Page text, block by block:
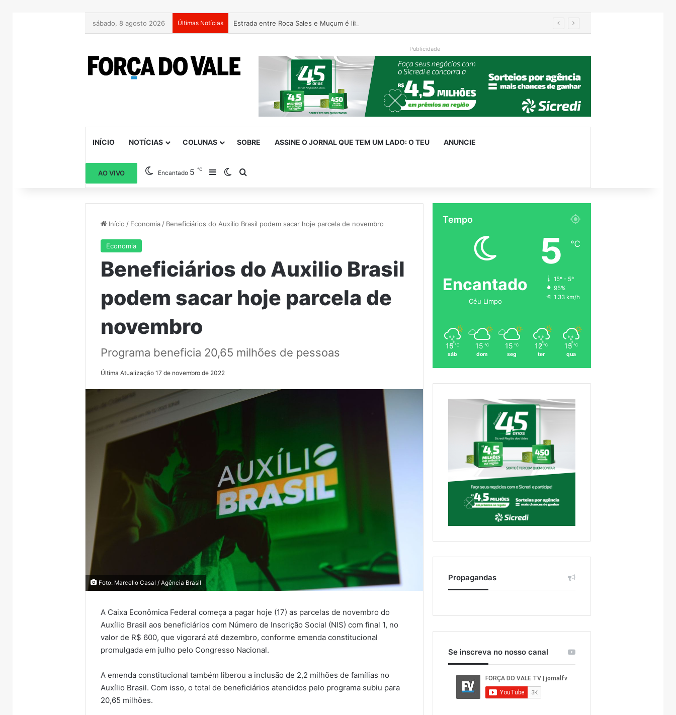
sábado, 8 agosto 2026 Últimas Notícias Estrada entre Roca Sales e Muçum é liberada após serviços de manutenção
Publicidade
INÍCIO NOTÍCIAS COLUNAS SOBRE ASSINE O JORNAL QUE TEM UM LADO: O TEU ANUNCIE
AO VIVO Encantado 5℃ Barra Lateral
Switch skin
Início / Economia / Beneficiários do Auxilio Brasil podem sacar hoje parcela de novembro
Economia
Beneficiários do Auxilio Brasil
podem sacar hoje parcela de
novembro
Programa beneficia 20,65 milhões de pessoas
Última Atualização 17 de novembro de 2022
Foto: Marcello Casal / Agência Brasil
A Caixa Econômica Federal começa a pagar hoje (17) as parcelas de novembro do
Auxílio Brasil aos beneficiários com Número de Inscrição Social (NIS) com final 1, no
valor de R$ 600, que vigorará até dezembro, conforme emenda constitucional
promulgada em julho pelo Congresso Nacional.
A emenda constitucional também liberou a inclusão de 2,2 milhões de famílias no
Auxílio Brasil. Com isso, o total de beneficiários atendidos pelo programa subiu para
20,65 milhões.
Tempo
Encantado
Céu Limpo
5 ℃
15º - 5º
95%
1.33 km/h
15 ℃
sáb
15 ℃
dom
15 ℃
seg
12 ℃
ter
15 ℃
qua
Propagandas
Se inscreva no nosso canal